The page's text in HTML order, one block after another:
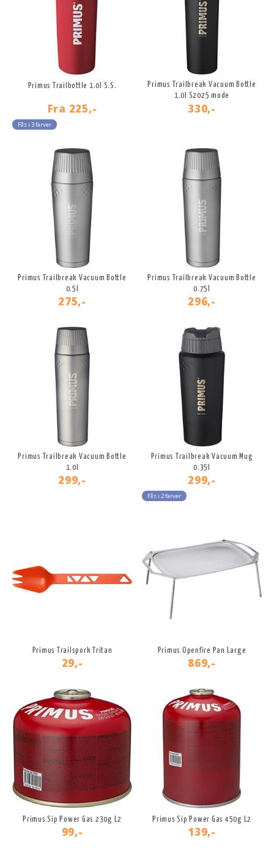
Primus Trailbottle 1.0l S.S.
Fra 225,-
Fås i 3 farver
Primus Trailbreak Vacuum Bottle
1.0l S2025 mode
330,-
Primus Trailbreak Vacuum Bottle
0.5l
275,-
Primus Trailbreak Vacuum Bottle
0.75l
296,-
Primus Trailbreak Vacuum Bottle
1.0l
299,-
Primus Trailbreak Vacuum Mug
0.35l
299,-
Fås i 2 farver
Primus Trailspork Tritan
29,-
Primus Openfire Pan Large
869,-
Primus Sip Power Gas 230g L2
99,-
Primus Sip Power Gas 450g L2
139,-